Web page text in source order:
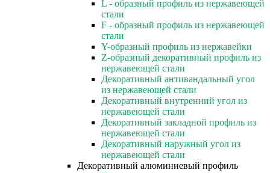
L - образный профиль из нержавеющей
стали
F - образный профиль из нержавеющей
стали
Y-образный профиль из нержавейки
Z-образный декоративный профиль из
нержавеющей стали
Декоративный антивандальный угол
из нержавеющей стали
Декоративный внутренний угол из
нержавеющей стали
Декоративный закладной профиль из
нержавеющей стали
Декоративный наружный угол из
нержавеющей стали
Декоративный алюминиевый профиль